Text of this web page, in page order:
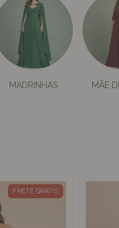
MADRINHAS MÃE
FRETE GRÁTIS